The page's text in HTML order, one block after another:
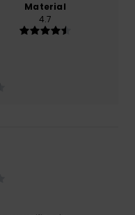
Material
4.7